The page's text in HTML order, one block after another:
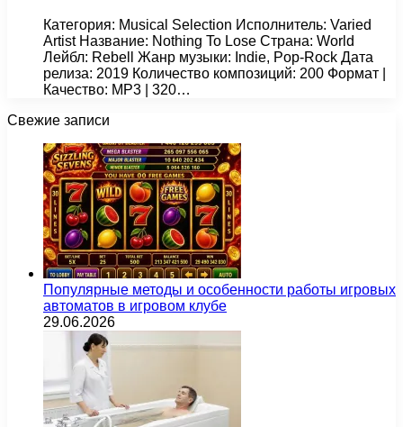
Категория: Musical Selection Исполнитель: Varied
Artist Название: Nothing To Lose Страна: World
Лейбл: Rebell Жанр музыки: Indie, Pop-Rock Дата
релиза: 2019 Количество композиций: 200 Формат |
Качество: MP3 | 320…
Свежие записи
Популярные методы и особенности работы игровых
автоматов в игровом клубе
29.06.2026